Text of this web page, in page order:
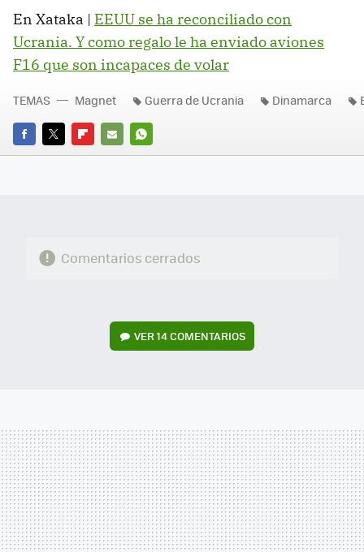
En Xataka | EEUU se ha reconciliado con
Ucrania. Y como regalo le ha enviado aviones
F16 que son incapaces de volar
FACEBOOK
TWITTERFLIPBOARD
E-
WHATSAPP
TEMAS Magnet Guerra de Ucrania Dinamarca
Comentarios cerrados
VER14 COMENTARIOS